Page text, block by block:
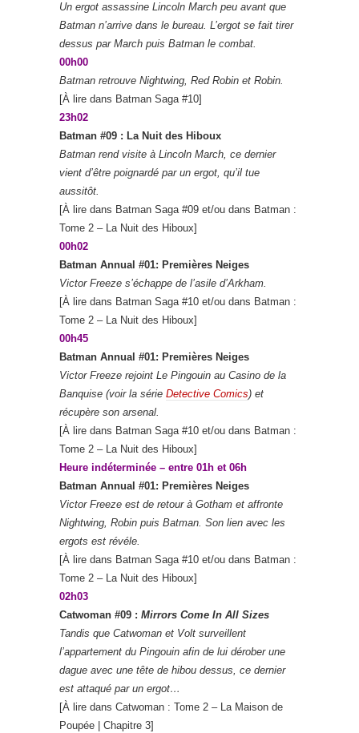
Un ergot assassine Lincoln March peu avant que
Batman n’arrive dans le bureau. L’ergot se fait tirer
dessus par March puis Batman le combat.
00h00
Batman retrouve Nightwing, Red Robin et Robin.
[À lire dans Batman Saga #10]
23h02
Batman #09 : La Nuit des Hiboux
Batman rend visite à Lincoln March, ce dernier
vient d’être poignardé par un ergot, qu’il tue
aussitôt.
[À lire dans Batman Saga #09 et/ou dans Batman :
Tome 2 – La Nuit des Hiboux]
00h02
Batman Annual #01: Premières Neiges
Victor Freeze s’échappe de l’asile d’Arkham.
[À lire dans Batman Saga #10 et/ou dans Batman :
Tome 2 – La Nuit des Hiboux]
00h45
Batman Annual #01: Premières Neiges
Victor Freeze rejoint Le Pingouin au Casino de la
Banquise (voir la série Detective Comics) et
récupère son arsenal.
[À lire dans Batman Saga #10 et/ou dans Batman :
Tome 2 – La Nuit des Hiboux]
Heure indéterminée – entre 01h et 06h
Batman Annual #01: Premières Neiges
Victor Freeze est de retour à Gotham et affronte
Nightwing, Robin puis Batman. Son lien avec les
ergots est révéle.
[À lire dans Batman Saga #10 et/ou dans Batman :
Tome 2 – La Nuit des Hiboux]
02h03
Catwoman #09 : Mirrors Come In All Sizes
Tandis que Catwoman et Volt surveillent
l’appartement du Pingouin afin de lui dérober une
dague avec une tête de hibou dessus, ce dernier
est attaqué par un ergot…
[À lire dans Catwoman : Tome 2 – La Maison de
Poupée | Chapitre 3]